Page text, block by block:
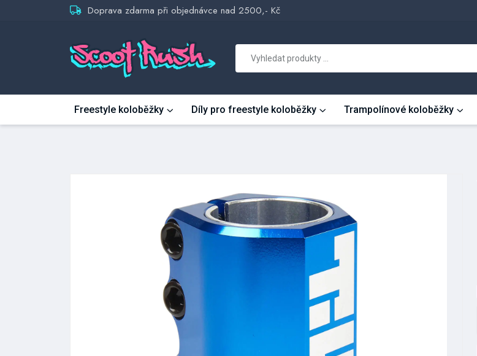
Doprava zdarma při objednávce nad 2500,- Kč
Freestyle koloběžky Díly pro freestyle koloběžky Trampolínové koloběžky